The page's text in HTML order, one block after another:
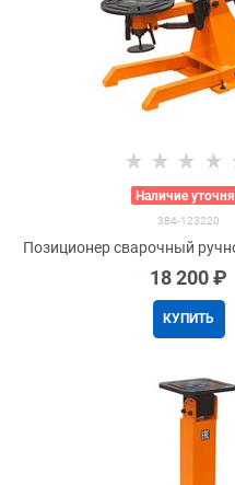
Наличие
384-123220
Позиционер сварочный
18 200 ₽
КУПИТЬ